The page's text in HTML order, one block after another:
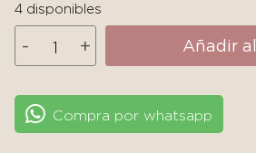
4 disponibles
Photoceutical
Rejuvenation
cantidad
+
- Añadir
Compra por whatsapp